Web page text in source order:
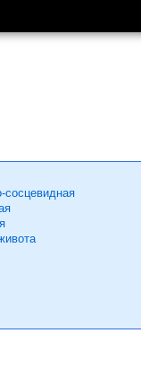
сосцевидная